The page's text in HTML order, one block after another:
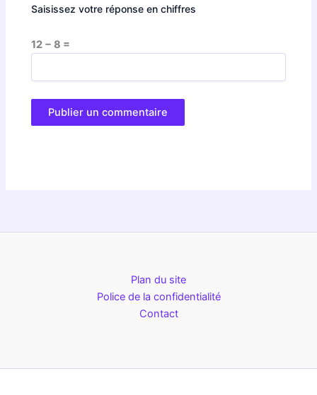
Saisissez votre réponse en chiffres
12 − 8 =
Plan du site
Police de la confidentialité
Contact